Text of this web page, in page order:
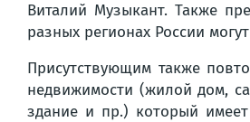
Виталий Музыкант. Также
разных регионах России
Присутствующим также
недвижимости (жилой дом,
здание и пр.) который